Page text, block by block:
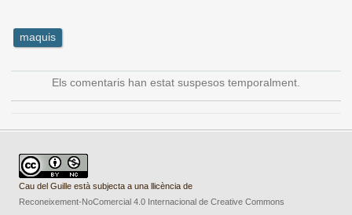
maquis
Els comentaris han estat suspesos temporalment.
Cau del Guille està subjecta a una llicència de
Reconeixement-NoComercial 4.0 Internacional de Creative Commons